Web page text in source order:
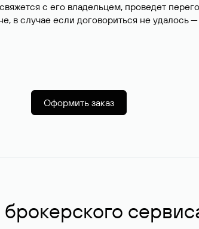
с его владельцем, проведет
в случае если договориться не
Оформить заказ